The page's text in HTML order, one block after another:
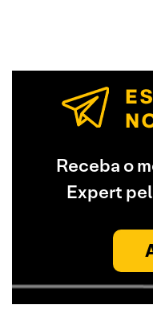
Receba o
Expert